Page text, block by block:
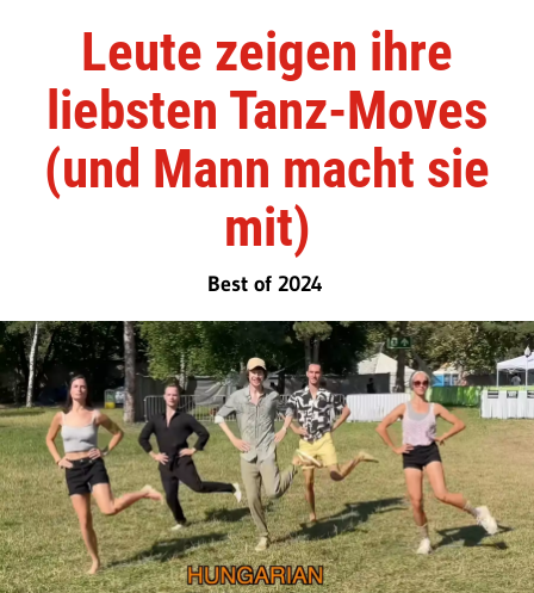
Leute zeigen ihre
liebsten Tanz-Moves
(und Mann macht sie
mit)
Best of 2024